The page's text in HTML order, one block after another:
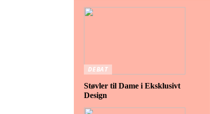
DEBAT
Støvler til Dame i Eksklusivt
Design